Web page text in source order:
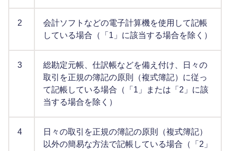
2
会計ソフトなどの電子計算機を使用して記帳
している場合（「1」に該当する場合を除く）
3
総勘定元帳、仕訳帳などを備え付け、日々の
取引を正規の簿記の原則（複式簿記）に従っ
て記帳している場合（「1」または「2」に該
当する場合を除く）
4
日々の取引を正規の簿記の原則（複式簿記）
以外の簡易な方法で記帳している場合（「2」